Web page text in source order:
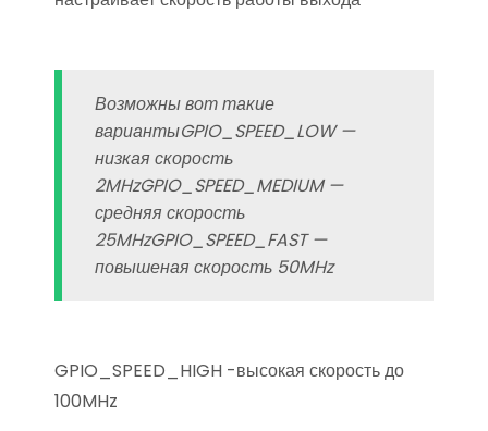
Возможны вот такие
вариантыGPIO_SPEED_LOW —
низкая скорость
2MHzGPIO_SPEED_MEDIUM —
средняя скорость
25MHzGPIO_SPEED_FAST —
повышеная скорость 50MHz
GPIO_SPEED_HIGH -высокая скорость до
100MHz